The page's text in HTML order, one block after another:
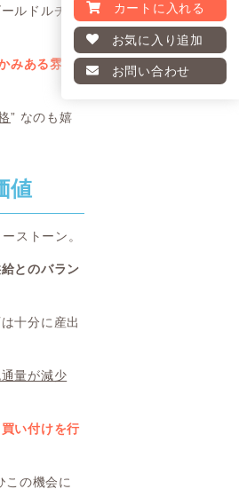
カートに入れる
お気に入り追加
お問い合わせ
ルドルチル
みある雰囲
” なのも嬉
値
ストーン。
とのバラン
十分に産出
量が減少
い付けを行
この機会に